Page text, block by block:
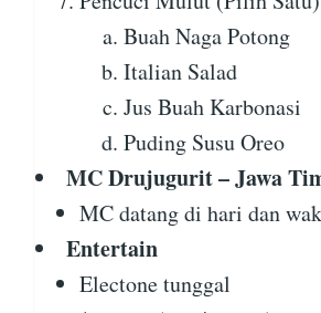
Buah Naga Potong
Italian Salad
Jus Buah Karbonasi
Puding Susu Oreo
MC Drujugurit – Jawa
MC datang di hari dan
Entertain
Electone tunggal